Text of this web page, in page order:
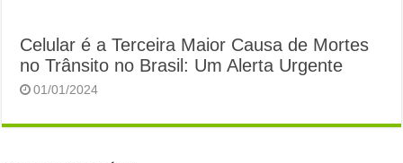
Celular é a Terceira Maior Causa de Mortes
no Trânsito no Brasil: Um Alerta Urgente
01/01/2024